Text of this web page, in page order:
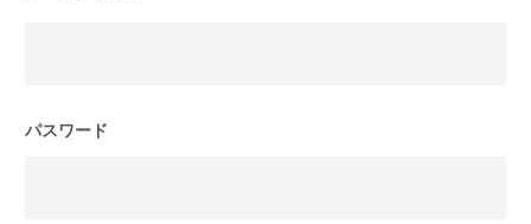
パスワード